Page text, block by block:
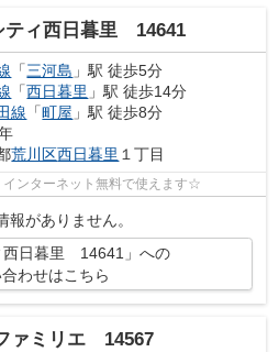
ティ西日暮里 14641
「三河島 」駅 徒歩5分
「西日暮里 」駅 徒歩14分
線 「町屋 」駅 徒歩8分
荒川区西日暮里 １丁目
ンターネット無料で使えます☆
報がありません。
西日暮里 14641」への
わせはこちら
ァミリエ 14567